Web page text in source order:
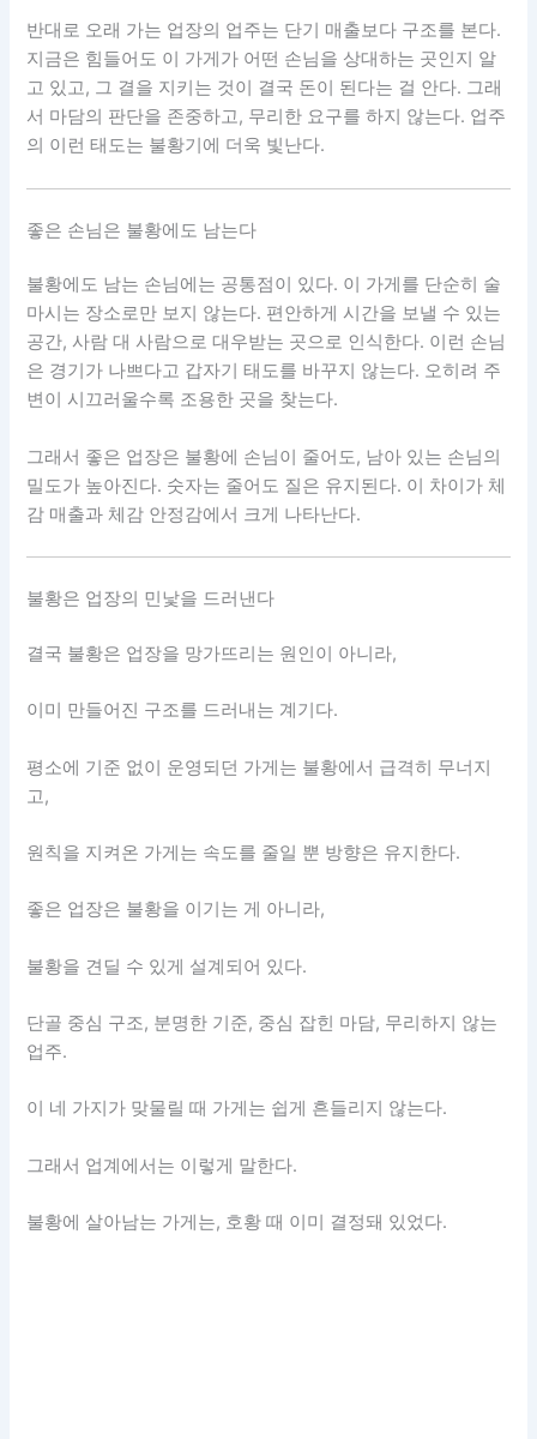
반대로 오래 가는 업장의 업주는 단기 매출보다 구조를 본다.
지금은 힘들어도 이 가게가 어떤 손님을 상대하는 곳인지 알
고 있고, 그 결을 지키는 것이 결국 돈이 된다는 걸 안다. 그래
서 마담의 판단을 존중하고, 무리한 요구를 하지 않는다. 업주
의 이런 태도는 불황기에 더욱 빛난다.
좋은 손님은 불황에도 남는다
불황에도 남는 손님에는 공통점이 있다. 이 가게를 단순히 술
마시는 장소로만 보지 않는다. 편안하게 시간을 보낼 수 있는
공간, 사람 대 사람으로 대우받는 곳으로 인식한다. 이런 손님
은 경기가 나쁘다고 갑자기 태도를 바꾸지 않는다. 오히려 주
변이 시끄러울수록 조용한 곳을 찾는다.
그래서 좋은 업장은 불황에 손님이 줄어도, 남아 있는 손님의
밀도가 높아진다. 숫자는 줄어도 질은 유지된다. 이 차이가 체
감 매출과 체감 안정감에서 크게 나타난다.
불황은 업장의 민낯을 드러낸다
결국 불황은 업장을 망가뜨리는 원인이 아니라,
이미 만들어진 구조를 드러내는 계기다.
평소에 기준 없이 운영되던 가게는 불황에서 급격히 무너지
고,
원칙을 지켜온 가게는 속도를 줄일 뿐 방향은 유지한다.
좋은 업장은 불황을 이기는 게 아니라,
불황을 견딜 수 있게 설계되어 있다.
단골 중심 구조, 분명한 기준, 중심 잡힌 마담, 무리하지 않는
업주.
이 네 가지가 맞물릴 때 가게는 쉽게 흔들리지 않는다.
그래서 업계에서는 이렇게 말한다.
불황에 살아남는 가게는, 호황 때 이미 결정돼 있었다.